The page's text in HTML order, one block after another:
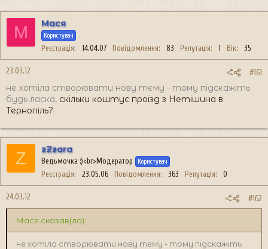
т
е
м
и
т
в
о
р
е
я
М Мася
Користувач
Реєстрація 14.04.07 Повідомлення 83 Репутація 1 Вік 35
23.03.12 #161
не хотіла створювати нову тему - тому підскажіть
будь ласка, скільки коштує проїзд з Нетішина в
Тернопіль?
Z zZzara
Ведьмочка :)<br>Модератор Користувач
Реєстрація 23.05.06 Повідомлення 363 Репутація 0
24.03.12 #162
Мася сказав(ла):
не хотіла створювати нову тему - тому підскажіть